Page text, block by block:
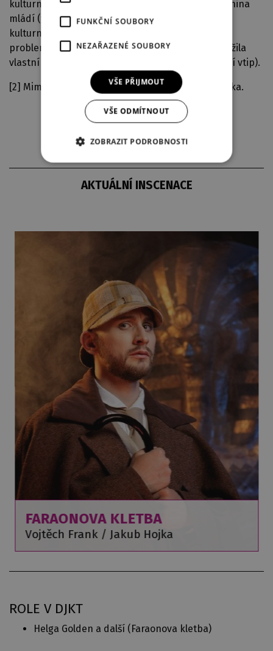
kulturní vyžití je přibližně stejné jako v době Helenina
mládí (tj. žádné), ale každou středu se v místním
kulturním domě schází obecní výbor a řeší
problematiku kanalizace, která si dokonce zasloužila
vlastní kolonku v menu stránky obce (to také není vtip).
[2] Mimochodem vzdálená příbuzná Jiřího Petrdlíka.
AKTUÁLNÍ INSCENACE
FARAONOVA KLETBA
Vojtěch Frank / Jakub Hojka
ROLE V DJKT
Helga Golden a další (Faraonova kletba)
FUNKČNÍ SOUBORY
NEZAŘAZENÉ SOUBORY
VŠE PŘIJMOUT
VŠE ODMÍTNOUT
ZOBRAZIT PODROBNOSTI